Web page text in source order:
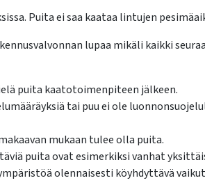
Puita ei saa kaataa lintujen
lupaa mikäli kaikki
puita kaatotoimenpiteen jälkeen.
tai puu ei ole
mukaan tulee olla puita.
puita ovat esimerkiksi vanhat
olennaisesti köyhdyttävä